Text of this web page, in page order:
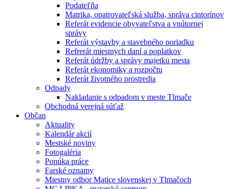
Podateľňa
Matrika, opatrovateľská služba, správa cintorínov
Referát evidencie obyvateľstva a vnútornej
správy
Referát výstavby a stavebného poriadku
Refrerát miestnych daní a poplatkov
Referát údržby a správy majetku mesta
Referát ekonomiky a rozpočtu
Referát životného prostredia
Odpady
Nakladanie s odpadom v meste Tlmače
Obchodná verejná súťaž
Občan
Aktuality
Kalendár akcií
Mestské noviny
Fotogaléria
Ponúka práce
Farské oznamy
Miestny odbor Matice slovenskej v Tlmačoch